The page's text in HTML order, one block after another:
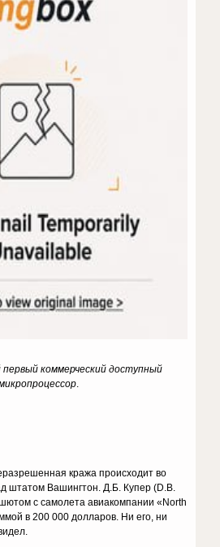
коммерческий доступный
.
кража происходит во
штатом Вашингтон. Д.Б. Купер (D.B.
с самолета авиакомпании «North
в 200 000 долларов. Ни его, ни